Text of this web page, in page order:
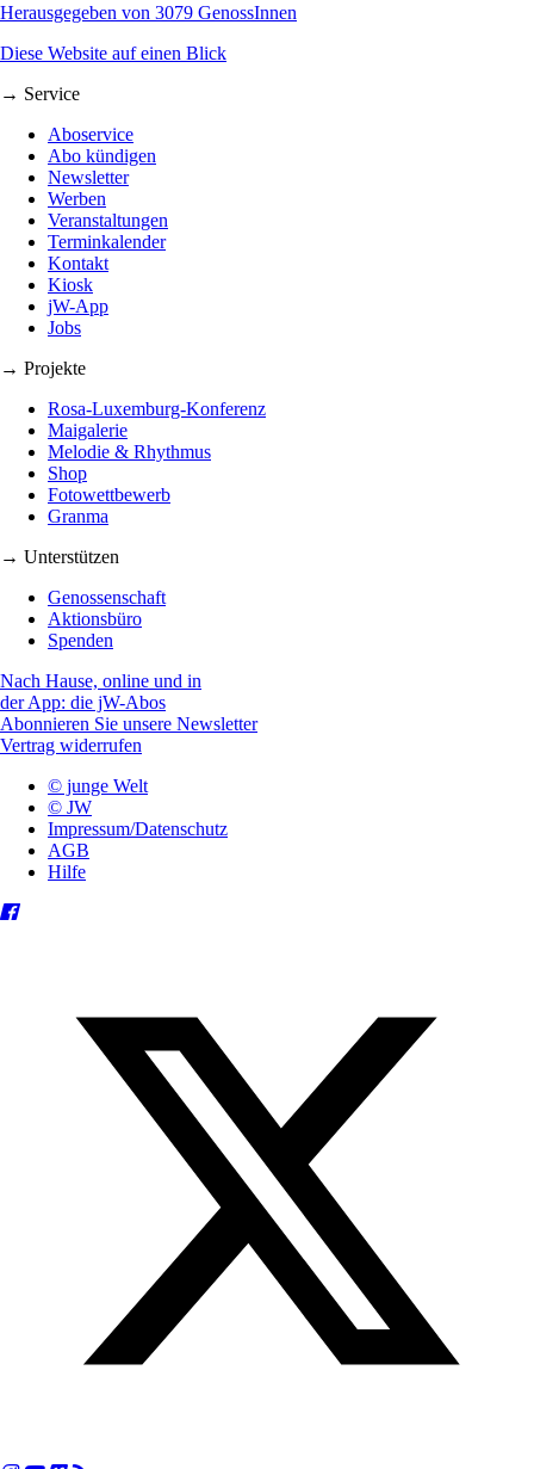
Herausgegeben von 3079 GenossInnen
Diese Website auf einen Blick
→ Service
Aboservice
Abo kündigen
Newsletter
Werben
Veranstaltungen
Terminkalender
Kontakt
Kiosk
jW-App
Jobs
→ Projekte
Rosa-Luxemburg-Konferenz
Maigalerie
Melodie & Rhythmus
Shop
Fotowettbewerb
Granma
→ Unterstützen
Genossenschaft
Aktionsbüro
Spenden
Nach Hause, online und in
der App: die jW-Abos
Abonnieren Sie unsere Newsletter
Vertrag widerrufen
© junge Welt
© JW
Impressum/Datenschutz
AGB
Hilfe